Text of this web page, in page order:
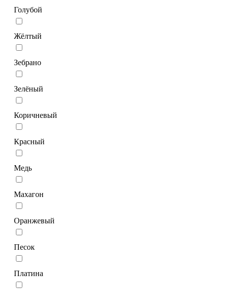
Голубой
Жёлтый
Зебрано
Зелёный
Коричневый
Красный
Медь
Махагон
Оранжевый
Песок
Платина